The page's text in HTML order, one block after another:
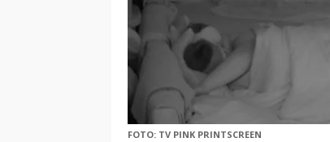
FOTO: TV PINK PRINTSCREEN